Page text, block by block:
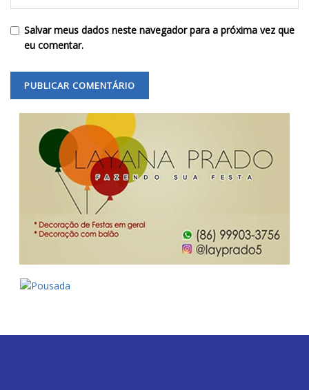
Salvar meus dados neste navegador para a próxima vez que
eu comentar.